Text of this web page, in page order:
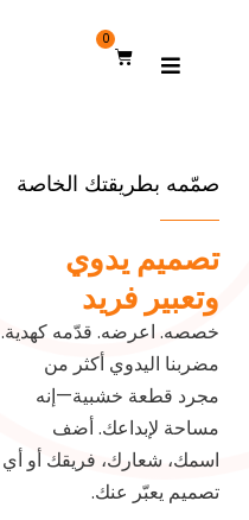
0
صمّمه بطريقتك الخاصة
تصميم يدوي
وتعبير فريد
خصصه. اعرضه. قدّمه كهدية.
مضربنا اليدوي أكثر من
مجرد قطعة خشبية—إنه
مساحة لإبداعك. أضف
اسمك، شعارك، فريقك أو أي
تصميم يعبّر عنك.